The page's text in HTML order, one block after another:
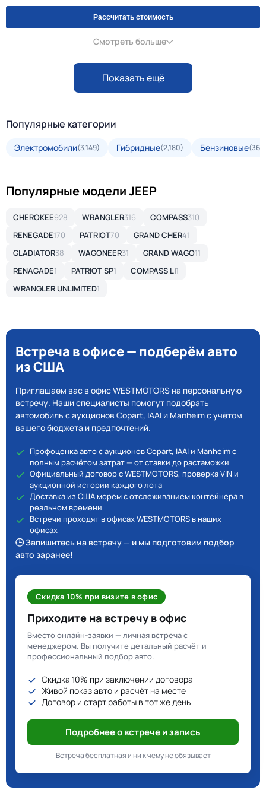
Рассчитать стоимость
Смотреть больше
Показать ещё
Популярные категории
Электромобили(3,149) Гибридные(2,180) Бензиновые
Популярные модели JEEP
CHEROKEE928 WRANGLER316 COMPASS310
RENEGADE170 PATRIOT70 GRAND CHER41
GLADIATOR38 WAGONEER31 GRAND WAGO11
RENAGADE1 PATRIOT SP1 COMPASS LI1
WRANGLER UNLIMITED1
Встреча в офисе — подберём авто
из США
Приглашаем вас в офис WESTMOTORS на персональную
встречу. Наши специалисты помогут подобрать
автомобиль с аукционов Copart, IAAI и Manheim с учётом
вашего бюджета и предпочтений.
Профоценка авто с аукционов Copart, IAAI и Manheim с
полным расчётом затрат — от ставки до растаможки
Официальный договор с WESTMOTORS, проверка VIN и
аукционной истории каждого лота
Доставка из США морем с отслеживанием контейнера в
реальном времени
Встречи проходят в офисах WESTMOTORS в наших
офисах
🕒 Запишитесь на встречу — и мы подготовим подбор
авто заранее!
Скидка 10% при визите в офис
Приходите на встречу в офис
Вместо онлайн-заявки — личная встреча с
менеджером. Вы получите детальный расчёт и
профессиональный подбор авто.
Скидка 10% при заключении договора
Живой показ авто и расчёт на месте
Договор и старт работы в тот же день
Подробнее о встрече и запись
Встреча бесплатная и ни к чему не обязывает